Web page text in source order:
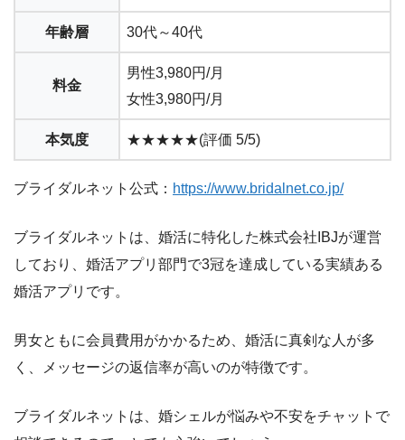
年齢層 30代～40代
料金
男性3,980円/月
女性3,980円/月
本気度 ★★★★★(評価 5/5)
ブライダルネット公式： https://www.bridalnet.co.jp/
ブライダルネットは、婚活に特化した株式会社IBJが運営
しており、婚活アプリ部門で3冠を達成している実績ある
婚活アプリです。
男女ともに会員費用がかかるため、婚活に真剣な人が多
く、メッセージの返信率が高いのが特徴です。
ブライダルネットは、婚シェルが悩みや不安をチャットで